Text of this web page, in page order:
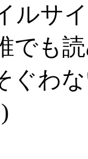
ルサ
でも
ぐわ